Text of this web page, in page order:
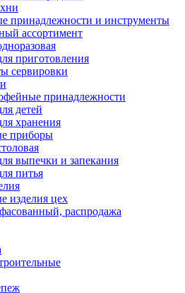
принадлежности и инструменты
ассортимент
приготовления
сервировки
принадлежности
детей
хранения
приборы
выпечки и запекания
питья
изделия цех
распродажа